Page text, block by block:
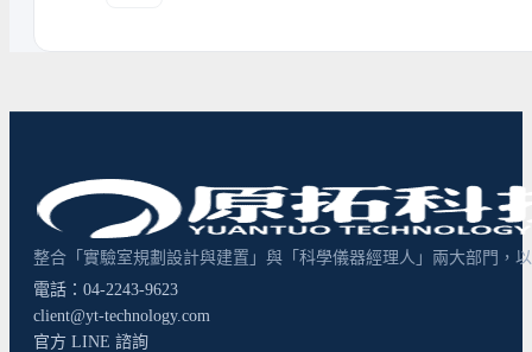
整合「實驗室規劃設計與建置」與「科學儀器經理人」兩大部門，
電話：04-2243-9623
client@yt-technology.com
官方 LINE 諮詢